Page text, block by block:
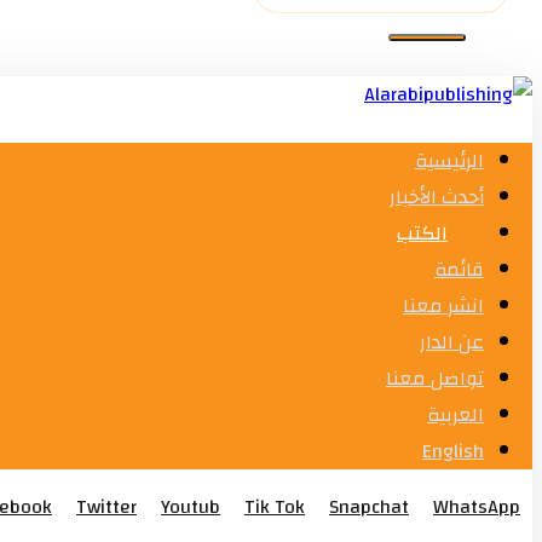
الرئيسية
أحدث الأخبار
الكتب
قائمة
انشر معنا
عن الدار
تواصل معنا
العربية
English
Twitter Youtub Tik Tok Snapchat
WhatsApp